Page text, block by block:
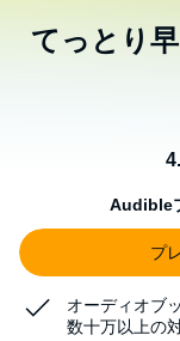
てっとり
Audible
プ
オーディオブ
数十万以上の